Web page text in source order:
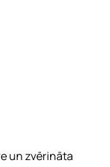
un zvērināta